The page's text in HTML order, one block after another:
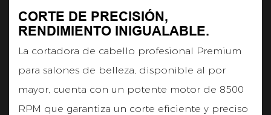
CORTE DE PRECISIÓN,
RENDIMIENTO INIGUALABLE.
La cortadora de cabello profesional Premium
para salones de belleza, disponible al por
mayor, cuenta con un potente motor de 8500
RPM que garantiza un corte eficiente y preciso